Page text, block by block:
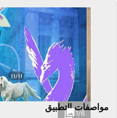
1/6
مواصفات التطبيق